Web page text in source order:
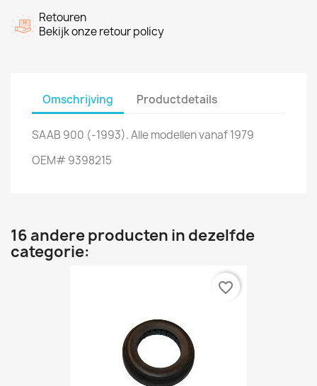
Retouren
Bekijk onze retour policy
Omschrijving Productdetails
SAAB 900 (-1993). Alle modellen vanaf 1979
OEM# 9398215
16 andere producten in dezelfde
categorie:
favorite_border